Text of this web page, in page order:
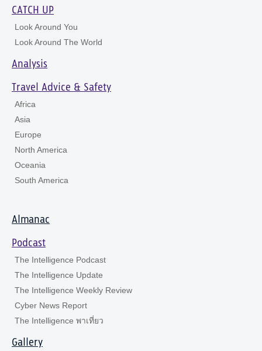
CATCH UP
Look Around You
Look Around The World
Analysis
Travel Advice & Safety
Africa
Asia
Europe
North America
Oceania
South America
Almanac
Podcast
The Intelligence Podcast
The Intelligence Update
The Intelligence Weekly Review
Cyber News Report
The Intelligence พาเที่ยว
Gallery